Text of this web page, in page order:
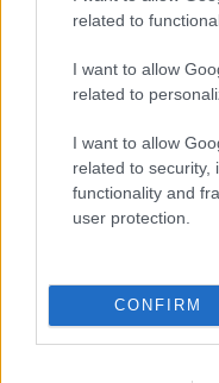
related to
I want to allow
related to
I want to allow
related to security,
functionality and
user protection.
CONFIRM